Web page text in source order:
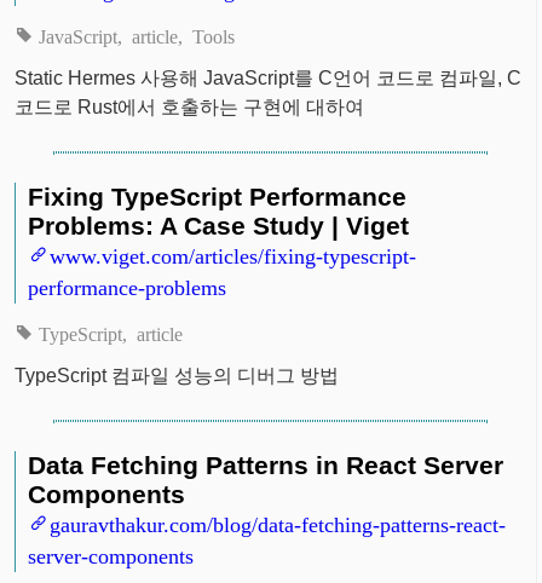
JavaScript article Tools
Static Hermes 사용해 JavaScript를 C언어 코드로 컴파일, C
코드로 Rust에서 호출하는 구현에 대하여
Fixing TypeScript Performance
Problems: A Case Study | Viget
www.viget.com/articles/fixing-typescript-
performance-problems
TypeScript article
TypeScript 컴파일 성능의 디버그 방법
Data Fetching Patterns in React Server
Components
gauravthakur.com/blog/data-fetching-patterns-react-
server-components